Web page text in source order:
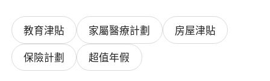
教育津貼 家屬醫療計劃
房屋津貼
保險計劃
超值年假